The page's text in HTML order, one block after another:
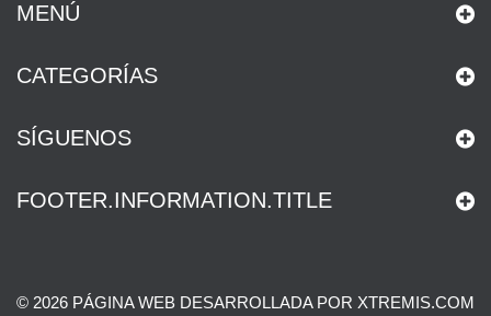
MENÚ
© 2026 PÁGINA WEB DESARROLLADA POR XTREMIS.COM
CATEGORÍAS
SÍGUENOS
FOOTER.INFORMATION.TITLE